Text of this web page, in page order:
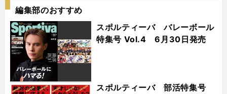
編集部のおすすめ
スポルティーバ バレーボール
特集号 Vol.4 6月30日発売
スポルティーバ 部活特集号